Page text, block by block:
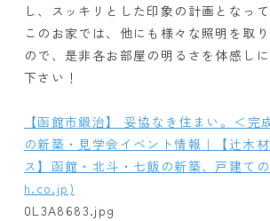
し、スッキリとした印象の計画となって
このお家では、他にも様々な照明を取
ので、是非各お部屋の明るさを体感し
下さい！
【函館市鍛治】 妥協なき住まい。＜完
の新築・見学会イベント情報｜【辻木
ス】函館・北斗・七飯の新築、戸建て
h.co.jp)
0L3A8683.jpg